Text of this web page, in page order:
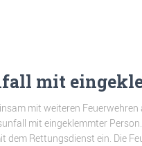
mit
mit weiteren
mit eingeklemmter
dem Rettungsdienst ein. Die